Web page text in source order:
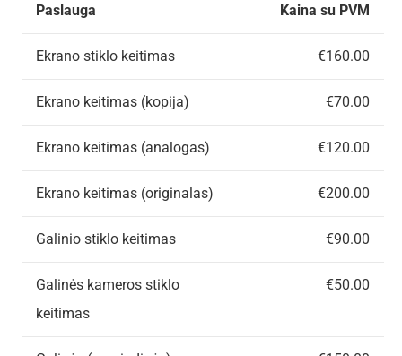
Paslauga Kaina su PVM
Ekrano stiklo keitimas €160.00
Ekrano keitimas (kopija) €70.00
Ekrano keitimas (analogas) €120.00
Ekrano keitimas (originalas) €200.00
Galinio stiklo keitimas €90.00
Galinės kameros stiklo
keitimas
€50.00